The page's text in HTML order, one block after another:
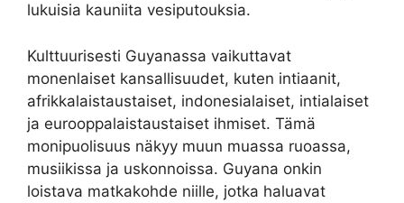
lukuisia kauniita vesiputouksia.
Kulttuurisesti Guyanassa vaikuttavat
monenlaiset kansallisuudet, kuten intiaanit,
afrikkalaistaustaiset, indonesialaiset, intialaiset
ja eurooppalaistaustaiset ihmiset. Tämä
monipuolisuus näkyy muun muassa ruoassa,
musiikissa ja uskonnoissa. Guyana onkin
loistava matkakohde niille, jotka haluavat